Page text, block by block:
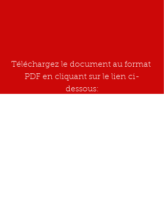
Téléchargez le document au format
PDF en cliquant sur le lien ci-
dessous: